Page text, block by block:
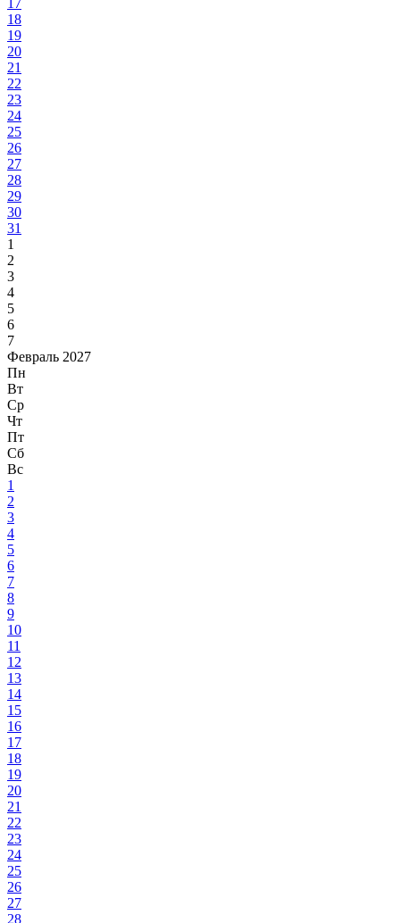
17
18
19
20
21
22
23
24
25
26
27
28
29
30
31
1
2
3
4
5
6
7
Февраль 2027
Пн
Вт
Ср
Чт
Пт
Сб
Вс
1
2
3
4
5
6
7
8
9
10
11
12
13
14
15
16
17
18
19
20
21
22
23
24
25
26
27
28